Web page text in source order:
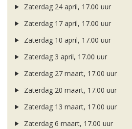
Zaterdag 24 april, 17.00 uur
Zaterdag 17 april, 17.00 uur
Zaterdag 10 april, 17.00 uur
Zaterdag 3 april, 17.00 uur
Zaterdag 27 maart, 17.00 uur
Zaterdag 20 maart, 17.00 uur
Zaterdag 13 maart, 17.00 uur
Zaterdag 6 maart, 17.00 uur